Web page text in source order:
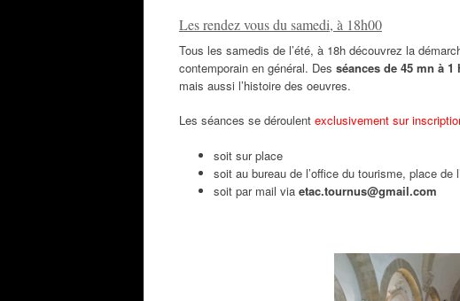
Les rendez vous du samedi, à 18h00
Tous les samedis de l’été, à 18h découvrez la
contemporain en général. Des séances de 45 mn à 1
mais aussi l’histoire des oeuvres.
Les séances se déroulent exclusivement sur
soit sur place
soit au bureau de l’office du tourisme, place de
soit par mail via etac.tournus@gmail.com